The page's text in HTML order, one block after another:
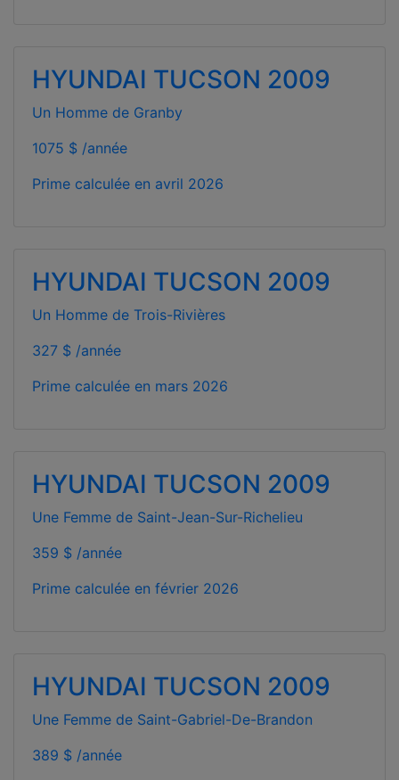
HYUNDAI TUCSON 2009
Un Homme de Granby
1075 $ /année
Prime calculée en avril 2026
HYUNDAI TUCSON 2009
Un Homme de Trois-Rivières
327 $ /année
Prime calculée en mars 2026
HYUNDAI TUCSON 2009
Une Femme de Saint-Jean-Sur-Richelieu
359 $ /année
Prime calculée en février 2026
HYUNDAI TUCSON 2009
Une Femme de Saint-Gabriel-De-Brandon
389 $ /année